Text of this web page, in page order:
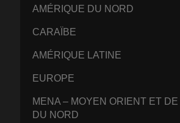
AMÉRIQUE DU NORD
CARAÏBE
AMÉRIQUE LATINE
EUROPE
MENA – MOYEN ORIENT ET DE
DU NORD